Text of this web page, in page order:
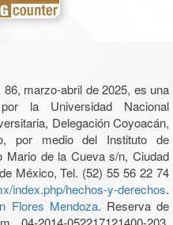
86, marzo-abril de 2025, es una
la Universidad Nacional
Delegación Coyoacán,
por medio del Instituto de
Mario de la Cueva s/n, Ciudad
México, Tel. (52) 55 56 22 74
index.php/hechos-y-derechos.
Flores Mendoza. Reserva de